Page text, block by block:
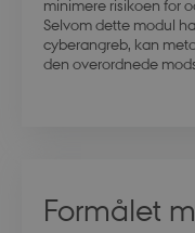
minimere risikoen for
Selvom dette modul
cyberangreb, kan
den overordnede
Formålet